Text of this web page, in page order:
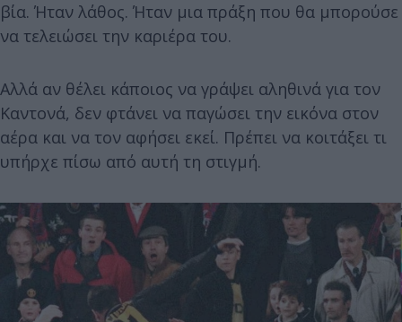
βία. Ήταν λάθος. Ήταν μια πράξη που θα μπορούσε
να τελειώσει την καριέρα του.
Αλλά αν θέλει κάποιος να γράψει αληθινά για τον
Καντονά, δεν φτάνει να παγώσει την εικόνα στον
αέρα και να τον αφήσει εκεί. Πρέπει να κοιτάξει τι
υπήρχε πίσω από αυτή τη στιγμή.